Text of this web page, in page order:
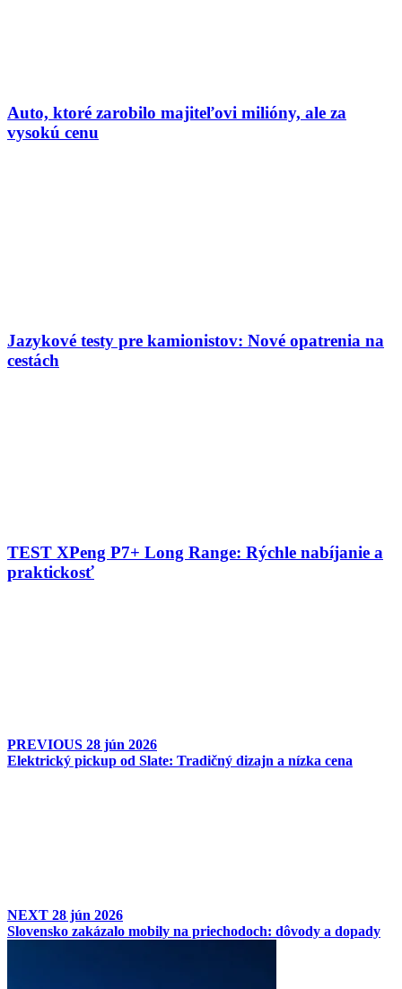
Auto, ktoré zarobilo majiteľovi milióny, ale za
vysokú cenu
Jazykové testy pre kamionistov: Nové opatrenia na
cestách
TEST XPeng P7+ Long Range: Rýchle nabíjanie a
praktickosť
PREVIOUS 28 jún 2026
Elektrický pickup od Slate: Tradičný dizajn a nízka cena
NEXT 28 jún 2026
Slovensko zakázalo mobily na priechodoch: dôvody a dopady